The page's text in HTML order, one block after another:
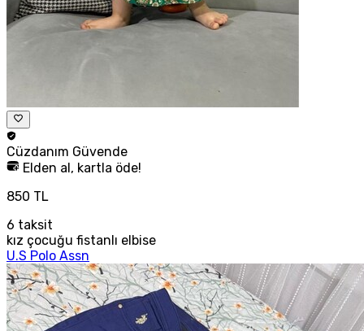
Cüzdanım Güvende
Elden al, kartla öde!
850 TL
6 taksit
kız çocuğu fistanlı elbise
U.S Polo Assn